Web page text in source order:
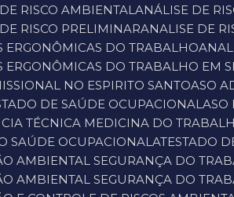
DE RISCO AMBIENTAL
ANÁLISE DE
DE RISCO PRELIMINAR
ANALISE DE
ERGONÔMICAS DO TRABALHO
ERGONÔMICAS DO TRABALHO EM
NO ESPIRITO SANTO ASO
DE SAÚDE OCUPACIONAL
TÉCNICA MEDICINA DO
SAÚDE OCUPACIONAL ATESTADO
AMBIENTAL SEGURANÇA DO
AMBIENTAL SEGURANÇA DO